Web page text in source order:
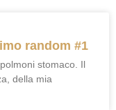
random #1
stomaco. Il
della mia